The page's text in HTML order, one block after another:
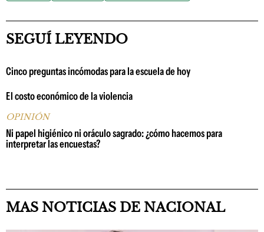
SEGUÍ LEYENDO
Cinco preguntas incómodas para la escuela de hoy
El costo económico de la violencia
OPINIÓN
Ni papel higiénico ni oráculo sagrado: ¿cómo hacemos para
interpretar las encuestas?
MAS NOTICIAS DE NACIONAL